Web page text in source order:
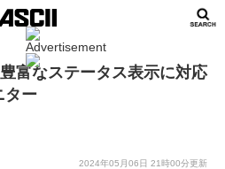
富なステータス表示に対応
ター
2024年05月06日 21時00分更新